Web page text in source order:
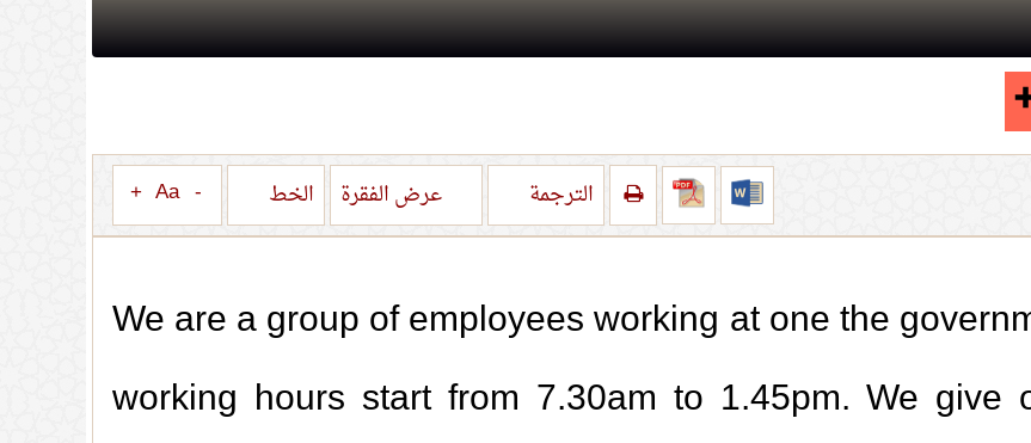
الترجمة عرض الفقرة الخط -
Aa
+
We are a group of employees working at one the
working hours start from 7.30am to 1.45pm. We